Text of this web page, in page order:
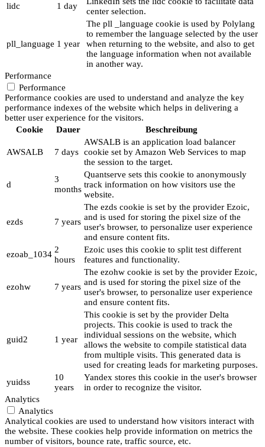
lidc 1 day
center selection.
pll_language 1 year
The pll _language cookie is used by Polylang
to remember the language selected by the user
when returning to the website, and also to get
the language information when not available
in another way.
Performance
Performance
Performance cookies are used to understand and analyze the key
performance indexes of the website which helps in delivering a
better user experience for the visitors.
Cookie
Dauer Beschreibung
AWSALB 7 days
AWSALB is an application load balancer
cookie set by Amazon Web Services to map
the session to the target.
d
3
months
Quantserve sets this cookie to anonymously
track information on how visitors use the
website.
ezds 7 years
The ezds cookie is set by the provider Ezoic,
and is used for storing the pixel size of the
user's browser, to personalize user experience
and ensure content fits.
ezoab_1034 2
hours
Ezoic uses this cookie to split test different
features and functionality.
ezohw 7 years
The ezohw cookie is set by the provider Ezoic,
and is used for storing the pixel size of the
user's browser, to personalize user experience
and ensure content fits.
guid2 1 year
This cookie is set by the provider Delta
projects. This cookie is used to track the
individual sessions on the website, which
allows the website to compile statistical data
from multiple visits. This generated data is
used for creating leads for marketing purposes.
yuidss
10
years
Yandex stores this cookie in the user's browser
in order to recognize the visitor.
Analytics
Analytics
Analytical cookies are used to understand how visitors interact with
the website. These cookies help provide information on metrics the
number of visitors, bounce rate, traffic source, etc.